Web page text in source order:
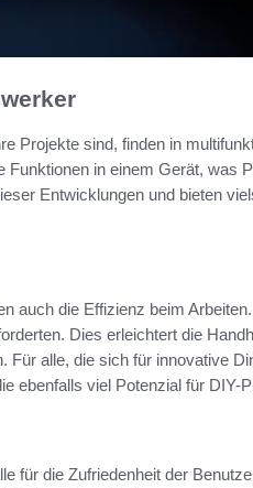
Projekte sind, finden in
in einem Gerät, was
Entwicklungen und bieten
auch die Effizienz beim
Dies erleichtert die
alle, die sich für innovative
ebenfalls viel Potenzial für DIY-
für die Zufriedenheit der